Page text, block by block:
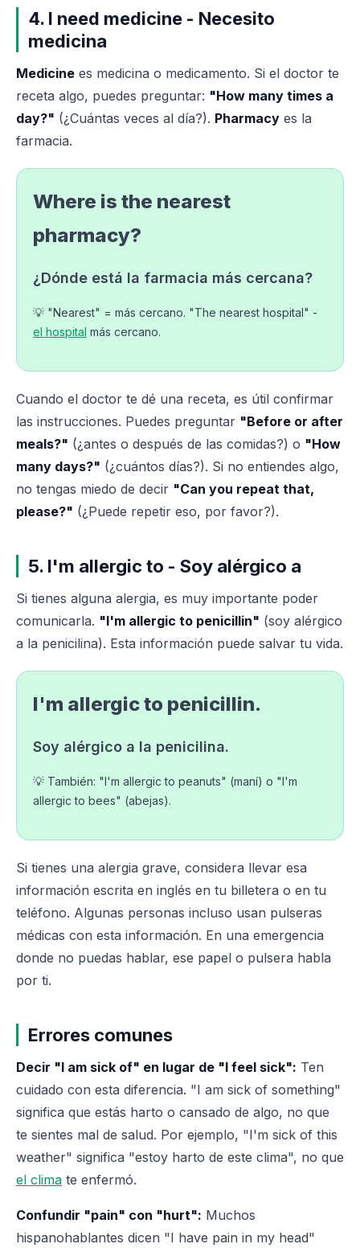
4. I need medicine - Necesito
medicina
Medicine es medicina o medicamento. Si el doctor te
receta algo, puedes preguntar: "How many times a
day?" (¿Cuántas veces al día?). Pharmacy es la
farmacia.
Where is the nearest
pharmacy?
¿Dónde está la farmacia más cercana?
💡 "Nearest" = más cercano. "The nearest hospital" -
el hospital más cercano.
Cuando el doctor te dé una receta, es útil confirmar
las instrucciones. Puedes preguntar "Before or after
meals?" (¿antes o después de las comidas?) o "How
many days?" (¿cuántos días?). Si no entiendes algo,
no tengas miedo de decir "Can you repeat that,
please?" (¿Puede repetir eso, por favor?).
5. I'm allergic to - Soy alérgico a
Si tienes alguna alergia, es muy importante poder
comunicarla. "I'm allergic to penicillin" (soy alérgico
a la penicilina). Esta información puede salvar tu vida.
I'm allergic to penicillin.
Soy alérgico a la penicilina.
💡 También: "I'm allergic to peanuts" (maní) o "I'm
allergic to bees" (abejas).
Si tienes una alergia grave, considera llevar esa
información escrita en inglés en tu billetera o en tu
teléfono. Algunas personas incluso usan pulseras
médicas con esta información. En una emergencia
donde no puedas hablar, ese papel o pulsera habla
por ti.
Errores comunes
Decir "I am sick of" en lugar de "I feel sick": Ten
cuidado con esta diferencia. "I am sick of something"
significa que estás harto o cansado de algo, no que
te sientes mal de salud. Por ejemplo, "I'm sick of this
weather" significa "estoy harto de este clima", no que
el clima te enfermó.
Confundir "pain" con "hurt": Muchos
hispanohablantes dicen "I have pain in my head"